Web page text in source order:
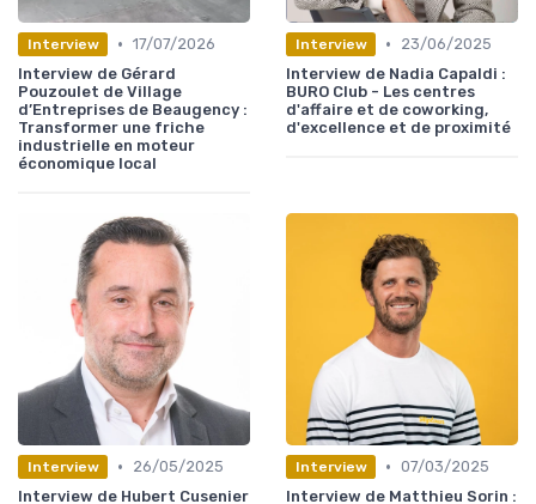
Interview • 17/07/2026
Interview de Gérard
Pouzoulet de Village
d’Entreprises de Beaugency :
Transformer une friche
industrielle en moteur
économique local
Interview •
23/06/2025
Interview de Nadia Capaldi :
BURO Club - Les centres
d'affaire et de coworking,
d'excellence et de proximité
Interview •
26/05/2025
Interview de Hubert Cusenier
Interview • 07/03/2025
Interview de Matthieu Sorin :